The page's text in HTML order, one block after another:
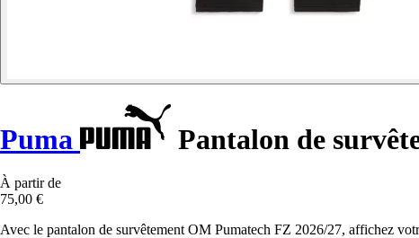
Puma Pantalon de
À partir de
75,00 €
Avec le pantalon de survêtement OM Pumatech FZ 2026/27, affichez